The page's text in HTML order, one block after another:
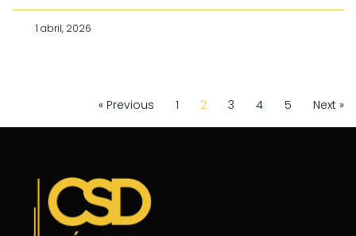
1 abril, 2026
« Previous 1 2 3 4 5 Next »